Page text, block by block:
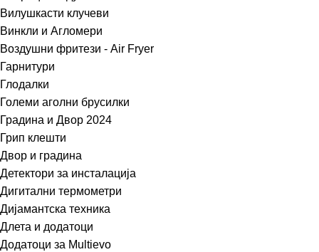
Вилушкасти клучеви
Винкли и Агломери
Воздушни фритези - Air Fryer
Гарнитури
Глодалки
Големи аголни брусилки
Градина и Двор 2024
Грип клешти
Двор и градина
Детектори за инсталација
Дигитални термометри
Дијамантска техника
Длета и додатоци
Додатоци за Multievo